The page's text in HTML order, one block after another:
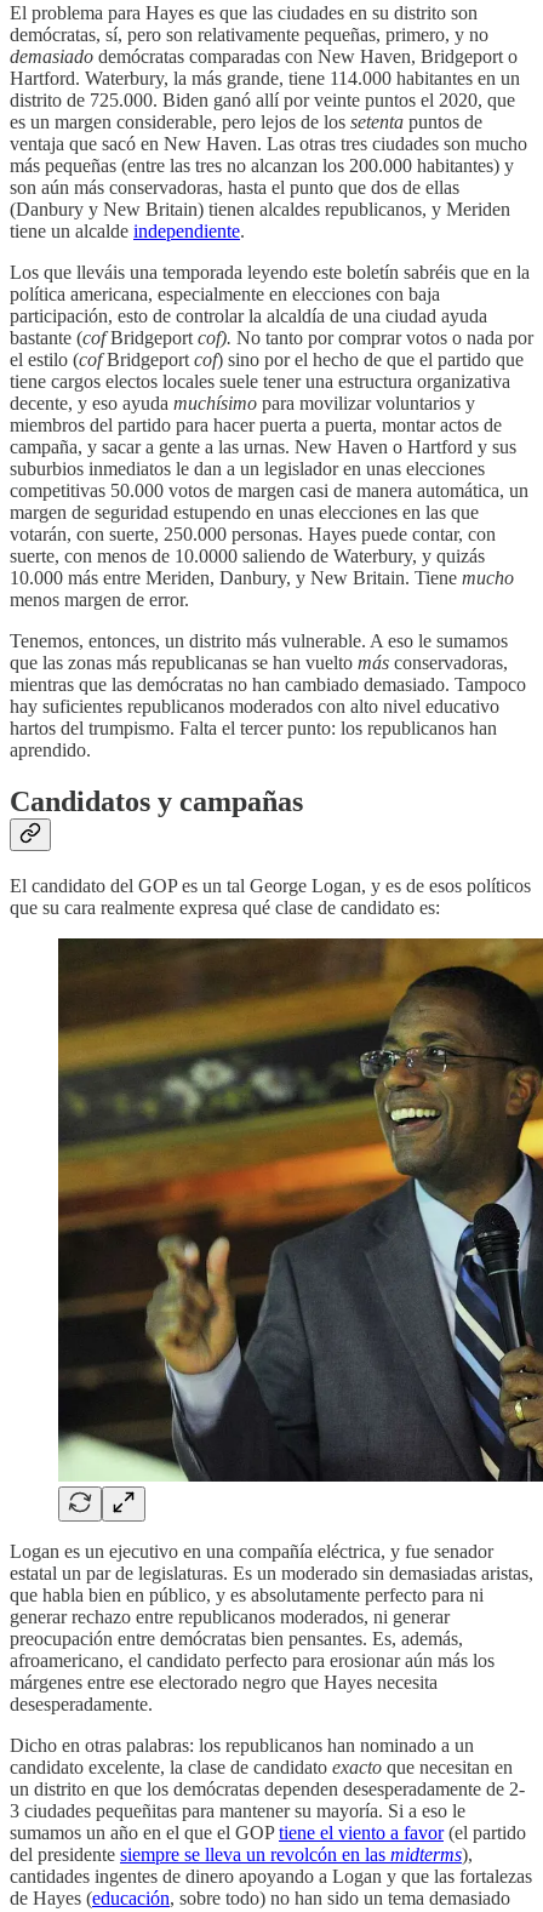
El problema para Hayes es que las ciudades en su distrito son
demócratas, sí, pero son relativamente pequeñas, primero, y no
demasiado demócratas comparadas con New Haven, Bridgeport o
Hartford. Waterbury, la más grande, tiene 114.000 habitantes en un
distrito de 725.000. Biden ganó allí por veinte puntos el 2020, que
es un margen considerable, pero lejos de los setenta puntos de
ventaja que sacó en New Haven. Las otras tres ciudades son mucho
más pequeñas (entre las tres no alcanzan los 200.000 habitantes) y
son aún más conservadoras, hasta el punto que dos de ellas
(Danbury y New Britain) tienen alcaldes republicanos, y Meriden
tiene un alcalde independiente.
Los que lleváis una temporada leyendo este boletín sabréis que en la
política americana, especialmente en elecciones con baja
participación, esto de controlar la alcaldía de una ciudad ayuda
bastante (cofBridgeport cof). No tanto por comprar votos o nada por
el estilo (cofBridgeport cof) sino por el hecho de que el partido que
tiene cargos electos locales suele tener una estructura organizativa
decente, y eso ayuda muchísimo para movilizar voluntarios y
miembros del partido para hacer puerta a puerta, montar actos de
campaña, y sacar a gente a las urnas. New Haven o Hartford y sus
suburbios inmediatos le dan a un legislador en unas elecciones
competitivas 50.000 votos de margen casi de manera automática, un
margen de seguridad estupendo en unas elecciones en las que
votarán, con suerte, 250.000 personas. Hayes puede contar, con
suerte, con menos de 10.0000 saliendo de Waterbury, y quizás
10.000 más entre Meriden, Danbury, y New Britain. Tiene mucho
menos margen de error.
Tenemos, entonces, un distrito más vulnerable. A eso le sumamos
que las zonas más republicanas se han vuelto más conservadoras,
mientras que las demócratas no han cambiado demasiado. Tampoco
hay suficientes republicanos moderados con alto nivel educativo
hartos del trumpismo. Falta el tercer punto: los republicanos han
aprendido.
Candidatos y campañas
El candidato del GOP es un tal George Logan, y es de esos políticos
que su cara realmente expresa qué clase de candidato es:
Logan es un ejecutivo en una compañía eléctrica, y fue senador
estatal un par de legislaturas. Es un moderado sin demasiadas aristas,
que habla bien en público, y es absolutamente perfecto para ni
generar rechazo entre republicanos moderados, ni generar
preocupación entre demócratas bien pensantes. Es, además,
afroamericano, el candidato perfecto para erosionar aún más los
márgenes entre ese electorado negro que Hayes necesita
desesperadamente.
Dicho en otras palabras: los republicanos han nominado a un
candidato excelente, la clase de candidato exacto que necesitan en
un distrito en que los demócratas dependen desesperadamente de 2-
3 ciudades pequeñitas para mantener su mayoría. Si a eso le
sumamos un año en el que el GOPtiene el viento a favor(el partido
del presidente siempre se lleva un revolcón en las midterms),
cantidades ingentes de dinero apoyando a Logan y que las fortalezas
de Hayes (educación, sobre todo) no han sido un tema demasiado